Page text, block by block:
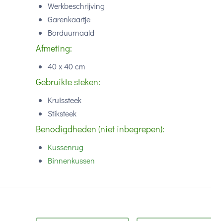
Werkbeschrijving
Garenkaartje
Borduurnaald
Afmeting:
40 x 40 cm
Gebruikte steken:
Kruissteek
Stiksteek
Benodigdheden (niet inbegrepen):
Kussenrug
Binnenkussen